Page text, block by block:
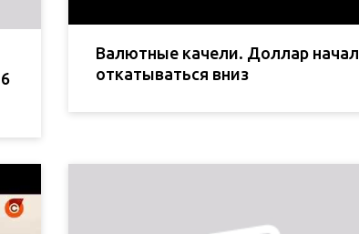
Валютные качели. Доллар начал
откатываться вниз